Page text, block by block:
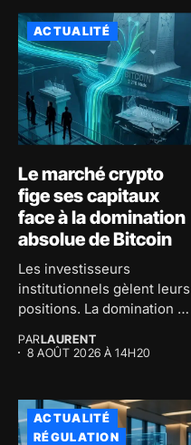
ACTUALITÉ
Le marché crypto
fige ses capitaux
face à la domination
absolue de Bitcoin
Les investisseurs
institutionnels gèlent leurs
positions. La domination de
PARLAURENT
8 AOÛT 2026 À 14H20
ACTUALITÉ
RÉGULATION